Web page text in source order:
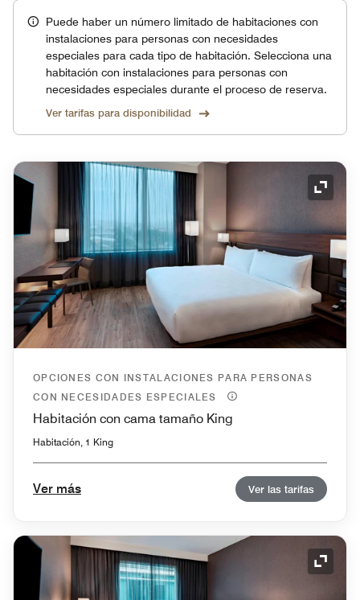
Puede haber un número limitado de habitaciones con
instalaciones para personas con necesidades
especiales para cada tipo de habitación. Selecciona una
habitación con instalaciones para personas con
necesidades especiales durante el proceso de reserva.
Ver tarifas para disponibilidad
Icono
OPCIONES CON INSTALACIONES PARA PERSONAS
CON NECESIDADES ESPECIALES
Habitación con cama tamaño King
Habitación, 1 King
Ver más Ver las tarifas
Icono